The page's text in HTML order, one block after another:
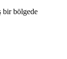
bir bölgede